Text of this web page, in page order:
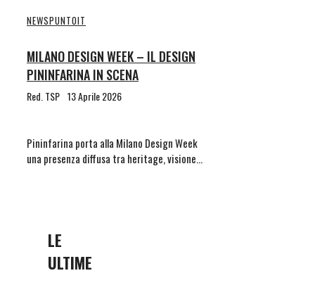
NEWSPUNTOIT
MILANO DESIGN WEEK – IL DESIGN
PININFARINA IN SCENA
Red. TSP 13 Aprile 2026
Pininfarina porta alla Milano Design Week
una presenza diffusa tra heritage, visione…
LE
ULTIME